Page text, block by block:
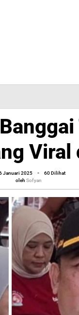
Viral
Januari 2025
oleh
Sofyan
-
60 Dilihat
oleh Sofyan